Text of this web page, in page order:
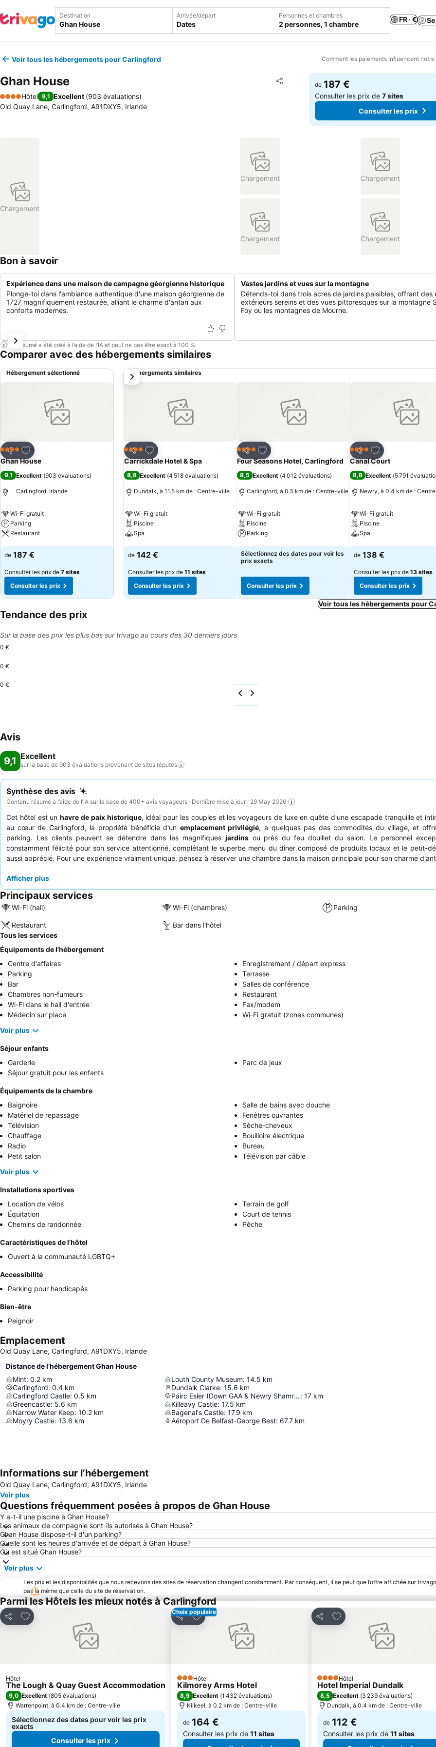
Destination Arrivée/départ
Dates
Personnes et chambres
2 personnes, 1 chambre
FR · €
Voir tous les hébergements pour Carlingford Comment les paiements influencent
Ghan House Partager
Ajouter à mes favoris
4 Étoiles
Hôtel 9,1 Excellent (903 évaluations)
Old Quay Lane, Carlingford, A91DXY5, Irlande
de 187 €
Consulter les prix de7 sites
Consulter les prix
Chargement
Chargement Chargement
Chargement Chargement
Bon à savoir
Expérience dans une maison de campagne géorgienne historique
Plonge-toi dans l'ambiance authentique d'une maison géorgienne de
1727 magnifiquement restaurée, alliant le charme d'antan aux
conforts modernes.
Vastes jardins et vues sur la montagne
Détends-toi dans trois acres de jardins paisibles, offrant des
extérieurs sereins et des vues pittoresques sur la montagne
Foy ou les montagnes de Mourne.
Ce résumé a été créé à l’aide de l’IA et peut ne pas être exact à 100 %.
Comparer avec des hébergements similaires
Hébergement sélectionné
Partager
Ajouter à mes favoris
4 ÉtoilesHôtel
Ghan House
9,1 Excellent (903 évaluations)
Carlingford, Irlande
Wi-Fi gratuit
Parking
Restaurant
Consulter les prix
de 187 €
Consulter les prix de 7 sites
Consulter les prix
Hébergements similaires
Partager
Ajouter à mes favoris
4 ÉtoilesHôtel
Carrickdale Hotel & Spa
8,8 Excellent (4 518 évaluations)
Dundalk, à 11.5 km de : Centre-ville
Wi-Fi gratuit
Piscine
Spa
Consulter les prix
de 142 €
Consulter les prix de 11 sites
Consulter les prix
Partager
Ajouter à mes favoris
4 ÉtoilesHôtel
Four Seasons Hotel, Carlingford
8,5 Excellent (4 012 évaluations)
Carlingford, à 0.5 km de : Centre-ville
Wi-Fi gratuit
Piscine
Parking
Consulter les prix
Sélectionnez des dates pour voir les
prix exacts
Consulter les prix
Partager
Ajouter à mes
4 ÉtoilesHôtel
Canal Court
8,8 Excellent (5 791
Newry, à 0.4 km de :
Wi-Fi gratuit
Piscine
Spa
Consulter les prix
de 138 €
Consulter les prix de 13 sites
Consulter les prix
suivant
Voir tous les hébergements pour
Tendance des prix
Sur la base des prix les plus bas sur trivago au cours des 30 derniers jours
0 €
0 €
0 €
Avis
9,1 Excellent
sur la base de 903 évaluations provenant de sites réputés
Synthèse des avis
Contenu résumé à l’aide de l’IA sur la base de 400+ avis voyageurs · Dernière mise à jour : 29 May 2026
Cet hôtel est unhavre de paix historique, idéal pour les couples et les voyageurs de luxe en quête d'une escapade tranquille et
au cœur de Carlingford, la propriété bénéficie d'un emplacement privilégié, à quelques pas des commodités du village, et
parking. Les clients peuvent se détendre dans les magnifiques jardinsou près du feu douillet du salon. Le personnel
constamment félicité pour son service attentionné, complétant le superbe menu du dîner composé de produits locaux et le petit-
aussi apprécié. Pour une expérience vraiment unique, pensez à réserver une chambre dans la maison principale pour son charme
Afficher plus
Principaux services
Wi-Fi (hall) Wi-Fi (chambres) Parking
Restaurant
Bar dans l'hôtel
Tous les services
Équipements de l’hébergement
Centre d'affaires
Enregistrement / départ express
Parking
Terrasse
Bar
Salles de conférence
Chambres non-fumeurs
Restaurant
Wi-Fi dans le hall d'entrée
Fax/modem
Médecin sur place
Wi-Fi gratuit (zones communes)
Voir plus
Séjour enfants
Garderie
Parc de jeux
Séjour gratuit pour les enfants
Équipements de la chambre
Baignoire
Salle de bains avec douche
Matériel de repassage
Fenêtres ouvrantes
Télévision
Sèche-cheveux
Chauffage
Bouilloire électrique
Radio
Bureau
Petit salon
Télévision par câble
Voir plus
Installations sportives
Location de vélos
Terrain de golf
Équitation
Court de tennis
Chemins de randonnée
Pêche
Caractéristiques de l’hôtel
Ouvert à la communauté LGBTQ+
Accessibilité
Parking pour handicapés
Bien-être
Peignoir
Emplacement
Old Quay Lane, Carlingford, A91DXY5, Irlande
Distance de l’hébergement Ghan House
Mint: 0.2 km
Carlingford: 0.4 km
Carlingford Castle: 0.5 km
Greencastle: 5.6 km
Narrow Water Keep: 10.2 km
Moyry Castle: 13.6 km
Louth County Museum: 14.5 km
Dundalk Clarke: 15.6 km
Páirc Esler (Down GAA & Newry Shamrocks GAC): 17 km
Killeavy Castle: 17.5 km
Bagenal's Castle: 17.9 km
Aéroport De Belfast-George Best: 67.7 km
Informations sur l’hébergement
Old Quay Lane, Carlingford, A91DXY5, Irlande
Voir plus
Questions fréquemment posées à propos de Ghan House
Y a-t-il une piscine à Ghan House?
Les animaux de compagnie sont-ils autorisés à Ghan House?
Ghan House dispose-t-il d'un parking?
Quelle sont les heures d'arrivée et de départ à Ghan House?
Où est situé Ghan House?
Voir plus
Les prix et les disponibilités que nous recevons des sites de réservation changent constamment. Par conséquent, il se peut que l’offre affichée sur
pas la même que celle du site de réservation.
Parmi les Hôtels les mieux notés à Carlingford
Partager
Ajouter à mes favoris
Hôtel
The Lough & Quay Guest Accommodation
9,0 Excellent (805 évaluations)
Warrenpoint, à 0.4 km de : Centre-ville
Sélectionnez des dates pour voir les prix
exacts
Consulter les prix
Choix populaire
Partager
Ajouter à mes favoris
3 Étoiles
Hôtel
Kilmorey Arms Hotel
8,9 Excellent (1 432 évaluations)
Kilkeel, à 0.2 km de : Centre-ville
de 164 €
Consulter les prix de 11 sites
Partager
Ajouter à mes favoris
4 ÉtoilesHôtel
Hotel Imperial Dundalk
8,5 Excellent (3 239 évaluations)
Dundalk, à 0.4 km de : Centre-ville
de 112 €
Consulter les prix de 11 sites